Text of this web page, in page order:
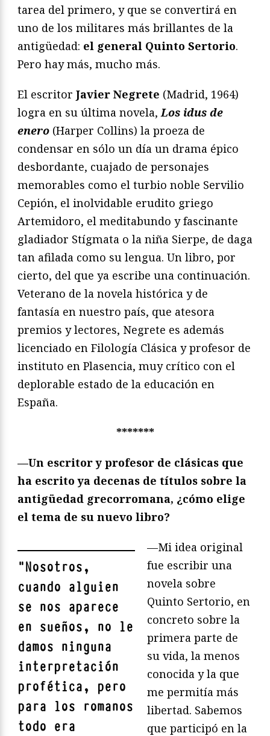
tarea del primero, y que se convertirá en
uno de los militares más brillantes de la
antigüedad: el general Quinto Sertorio.
Pero hay más, mucho más.
El escritor Javier Negrete (Madrid, 1964)
logra en su última novela, Los idus de
enero (Harper Collins) la proeza de
condensar en sólo un día un drama épico
desbordante, cuajado de personajes
memorables como el turbio noble Servilio
Cepión, el inolvidable erudito griego
Artemidoro, el meditabundo y fascinante
gladiador Stígmata o la niña Sierpe, de daga
tan afilada como su lengua. Un libro, por
cierto, del que ya escribe una continuación.
Veterano de la novela histórica y de
fantasía en nuestro país, que atesora
premios y lectores, Negrete es además
licenciado en Filología Clásica y profesor de
instituto en Plasencia, muy crítico con el
deplorable estado de la educación en
España.
*******
—Un escritor y profesor de clásicas que
ha escrito ya decenas de títulos sobre la
antigüedad grecorromana, ¿cómo elige
el tema de su nuevo libro?
"Nosotros,
cuando alguien
se nos aparece
en sueños, no le
damos ninguna
interpretación
profética, pero
para los romanos
todo era
—Mi idea original
fue escribir una
novela sobre
Quinto Sertorio, en
concreto sobre la
primera parte de
su vida, la menos
conocida y la que
me permitía más
libertad. Sabemos
que participó en la